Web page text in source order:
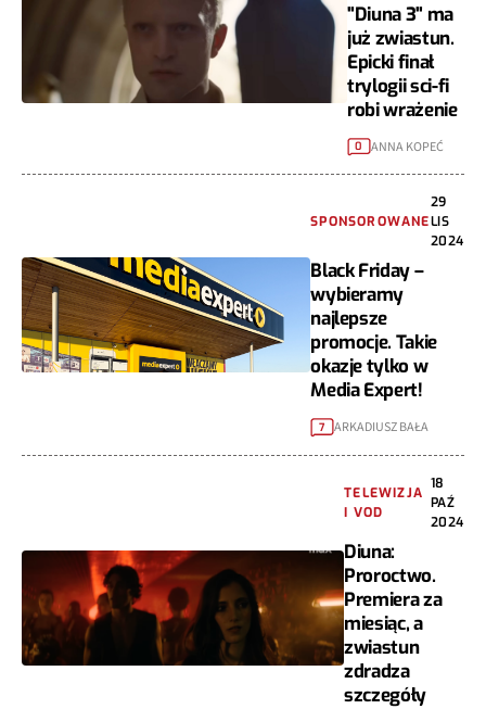
"Diuna 3" ma
już zwiastun.
Epicki finał
trylogii sci-fi
robi wrażenie
0 ANNA KOPEĆ
SPONSOROWANE
29
LIS
2024
Black Friday –
wybieramy
najlepsze
promocje. Takie
okazje tylko w
Media Expert!
7 ARKADIUSZ BAŁA
TELEWIZJA
I VOD
18
PAŹ
2024
Diuna:
Proroctwo.
Premiera za
miesiąc, a
zwiastun
zdradza
szczegóły